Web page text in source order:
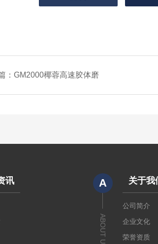
：GM2000椰蓉高速胶体磨
讯 A
ABOUT US
关于我
公司简介
企业文化
荣誉资质